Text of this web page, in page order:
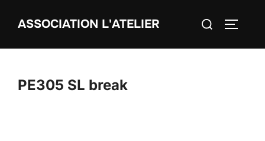
ASSOCIATION L'ATELIER Rechercher :
PE305 SL break